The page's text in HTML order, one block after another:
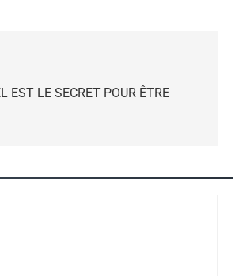
EST LE SECRET POUR ÊTRE